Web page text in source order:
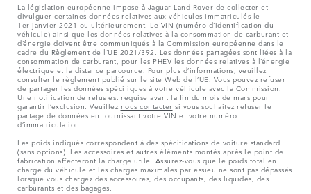
La législation européenne impose à Jaguar Land Rover de collecter et
divulguer certaines données relatives aux véhicules immatriculés le
1er janvier 2021 ou ultérieurement. Le VIN (numéro d’identification du
véhicule) ainsi que les données relatives à la consommation de carburant et
d’énergie doivent être communiqués à la Commission européenne dans le
cadre du Règlement de l’UE 2021/392. Les données partagées sont liées à la
consommation de carburant, pour les PHEV les données relatives à l’énergie
électrique et la distance parcourue. Pour plus d’informations, veuillez
consulter le règlement publié sur le site Web de l’UE . Vous pouvez refuser
de partager les données spécifiques à votre véhicule avec la Commission.
Une notification de refus est requise avant la fin du mois de mars pour
garantir l’exclusion. Veuillez nous contacter si vous souhaitez refuser le
partage de données en fournissant votre VIN et votre numéro
d’immatriculation.
Les poids indiqués correspondent à des spécifications de voiture standard
(sans options). Les accessoires et autres éléments montés après le point de
fabrication affecteront la charge utile. Assurez-vous que le poids total en
charge du véhicule et les charges maximales par essieu ne sont pas dépassés
lorsque vous chargez des accessoires, des occupants, des liquides, des
carburants et des bagages.